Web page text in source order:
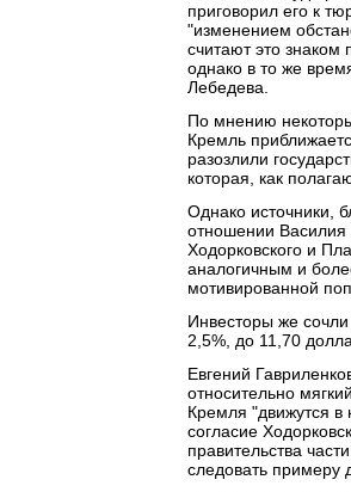
приговорил его к
"изменением
считают это
однако в то же
Лебедева.
По мнению
Кремль
разозлили
которая, как
Однако источники,
отношении
Ходорковского и
аналогичным и
мотивированной
Инвесторы же
2,5%, до 11,70
Евгений
относительно
Кремля "движутся в
согласие
правительства
следовать примеру